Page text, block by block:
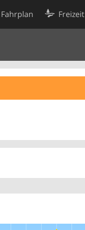
Fahrplan Freizeit
Cookie-Einstellungen
Entwickler